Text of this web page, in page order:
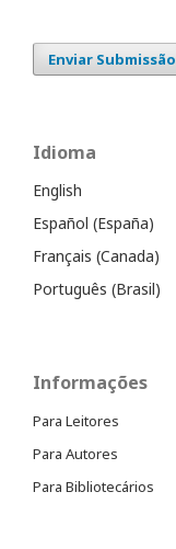
Enviar Submissão
Idioma
English
Español (España)
Français (Canada)
Português (Brasil)
Informações
Para Leitores
Para Autores
Para Bibliotecários